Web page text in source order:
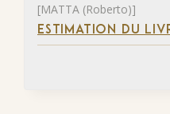
[MATTA (Roberto)]
ESTIMATION DU